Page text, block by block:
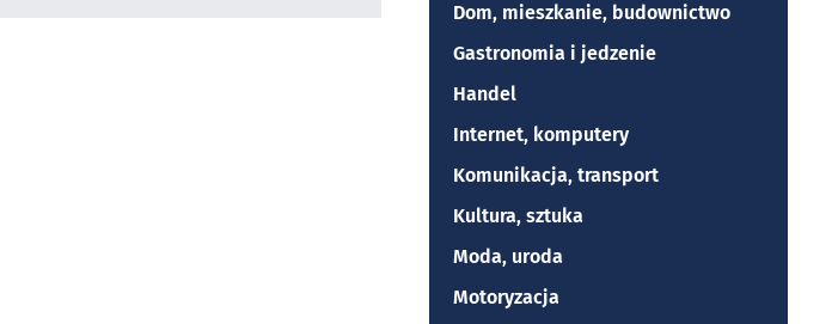
Dom, mieszkanie, budownictwo
Gastronomia i jedzenie
Handel
Internet, komputery
Komunikacja, transport
Kultura, sztuka
Moda, uroda
Motoryzacja